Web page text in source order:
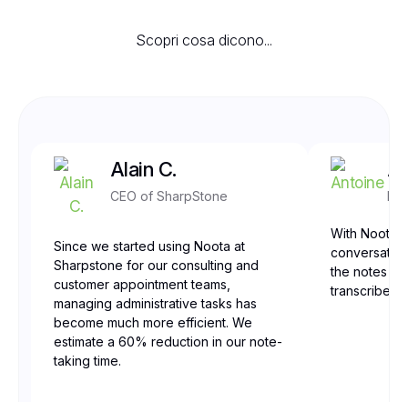
Scopri cosa dicono...
Alain C.
CEO of SharpStone
Since we started using Noota at
Sharpstone for our consulting and
customer appointment teams,
managing administrative tasks has
become much more efficient. We
estimate a 60% reduction in our note-
taking time.
With Noota,
the notes
transcribed,